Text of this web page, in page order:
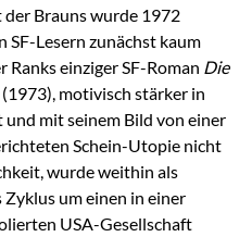
Brauns wurde 1972
SF-Lesern zunächst kaum
einziger SF-Roman Die
motivisch stärker in
mit seinem Bild von einer
Schein-Utopie nicht
wurde weithin als
um einen in einer
USA-Gesellschaft